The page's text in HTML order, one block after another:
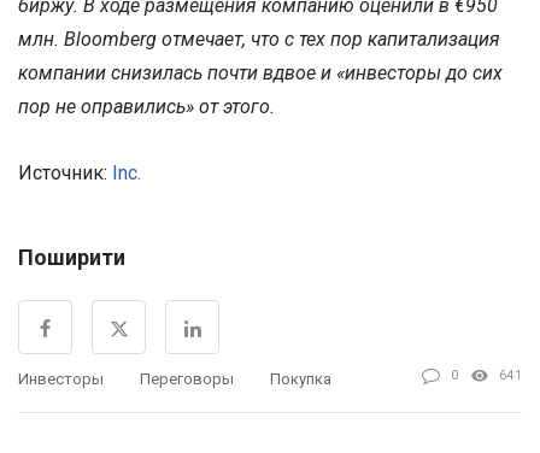
биржу. В ходе размещения компанию оценили в €950
млн. Bloomberg отмечает, что с тех пор капитализация
компании снизилась почти вдвое и «инвесторы до сих
пор не оправились» от этого.
Источник: Inc.
Поширити
Инвесторы Переговоры Покупка 0 641